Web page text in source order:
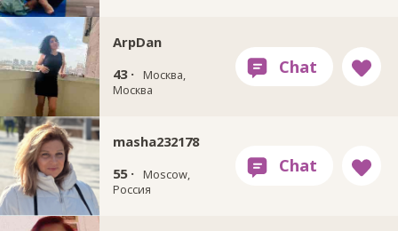
ArpDan
43 ·
Москва,
Москва
masha232178
55 ·
Moscow,
Россия